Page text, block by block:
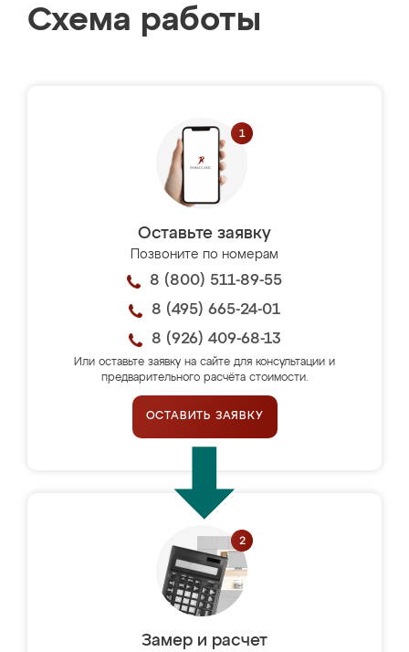
Схема работы
Оставьте заявку
Позвоните по номерам
8 (800) 511-89-55
8 (495) 665-24-01
8 (926) 409-68-13
Или оставьте заявку на сайте для консультации и
предварительного расчёта стоимости.
ОСТАВИТЬ ЗАЯВКУ
Замер и расчет